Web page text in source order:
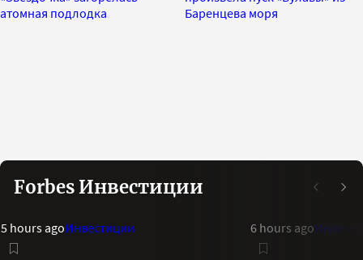
атомная подлодка
Баренцева моря
Forbes Инвестиции
5 hours agoИнвестиции 6 hours ago